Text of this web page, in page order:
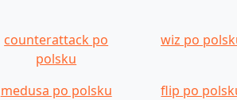
counterattack po
polsku
wiz po
medusa po polsku flip po